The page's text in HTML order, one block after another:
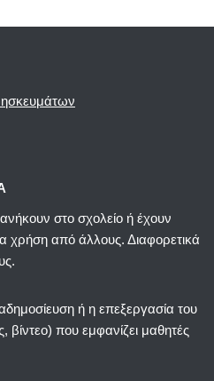
στο σχολείο ή έχουν
χρήση από άλλους. Διαφορετικά
ή η επεξεργασία του
βίντεο) που εμφανίζει μαθητές